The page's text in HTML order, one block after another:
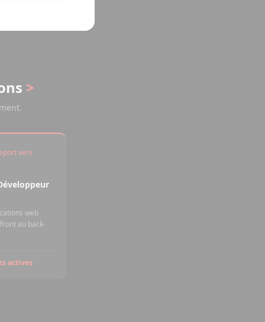
>
vers
web
au back-
actives